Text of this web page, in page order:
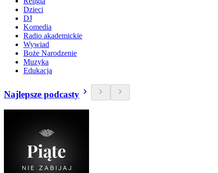
Dzieci
DJ
Komedia
Radio akademickie
Wywiad
Boże Narodzenie
Muzyka
Edukacja
Najlepsze podcasty